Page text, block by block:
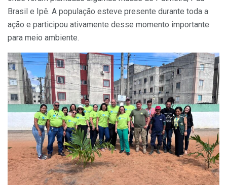
Brasil e Ipê. A população esteve presente durante toda a
ação e participou ativamente desse momento importante
para meio ambiente.